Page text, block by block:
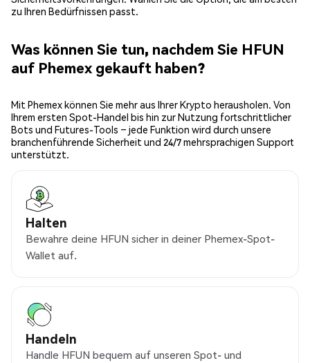
zu Ihren Bedürfnissen passt.
Was können Sie tun, nachdem Sie HFUN
auf Phemex gekauft haben?
Mit Phemex können Sie mehr aus Ihrer Krypto herausholen. Von
Ihrem ersten Spot-Handel bis hin zur Nutzung fortschrittlicher
Bots und Futures-Tools – jede Funktion wird durch unsere
branchenführende Sicherheit und 24/7 mehrsprachigen Support
unterstützt.
Halten
Bewahre deine HFUN sicher in deiner Phemex-Spot-
Wallet auf.
Handeln
Handle HFUN bequem auf unseren Spot- und